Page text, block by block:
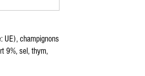
UE), champignons
9%, sel, thym,